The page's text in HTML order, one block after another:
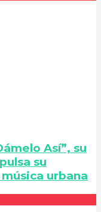
Así”, su
su
urbana